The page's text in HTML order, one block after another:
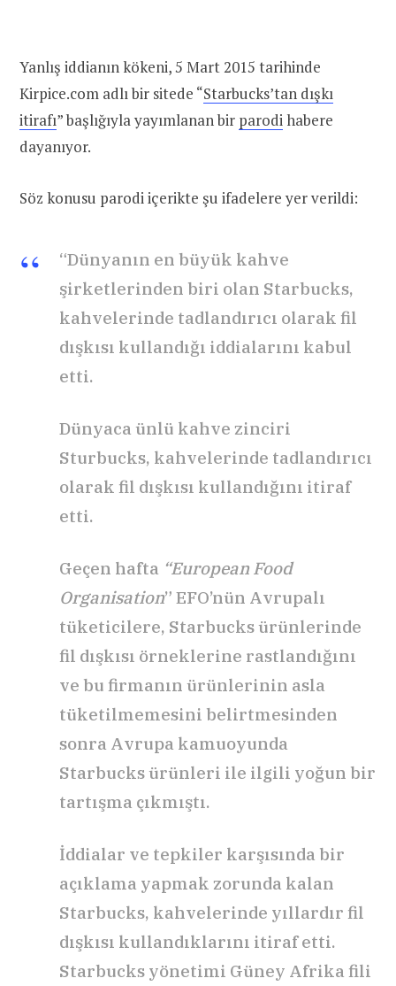
Yanlış iddianın kökeni, 5 Mart 2015 tarihinde
Kirpice.com adlı bir sitede “Starbucks’tan dışkı
itirafı” başlığıyla yayımlanan bir parodihabere
dayanıyor.
Söz konusu parodi içerikte şu ifadelere yer verildi:
“Dünyanın en büyük kahve
şirketlerinden biri olan Starbucks,
kahvelerinde tadlandırıcı olarak fil
dışkısı kullandığı iddialarını kabul
etti.
Dünyaca ünlü kahve zinciri
Sturbucks, kahvelerinde tadlandırıcı
olarak fil dışkısı kullandığını itiraf
etti.
Geçen hafta “European Food
Organisation” EFO’nün Avrupalı
tüketicilere, Starbucks ürünlerinde
fil dışkısı örneklerine rastlandığını
ve bu firmanın ürünlerinin asla
tüketilmemesini belirtmesinden
sonra Avrupa kamuoyunda
Starbucks ürünleri ile ilgili yoğun bir
tartışma çıkmıştı.
İddialar ve tepkiler karşısında bir
açıklama yapmak zorunda kalan
Starbucks, kahvelerinde yıllardır fil
dışkısı kullandıklarını itiraf etti.
Starbucks yönetimi Güney Afrika fili